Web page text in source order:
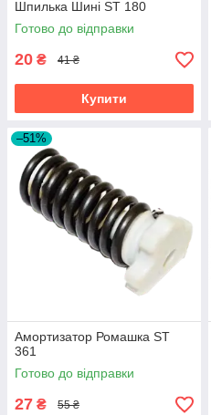
Шпилька Шині ST 180
Готово до відправки
20 ₴ 41 ₴
Купити
–51%
Амортизатор Ромашка ST
361
Готово до відправки
27 ₴ 55 ₴